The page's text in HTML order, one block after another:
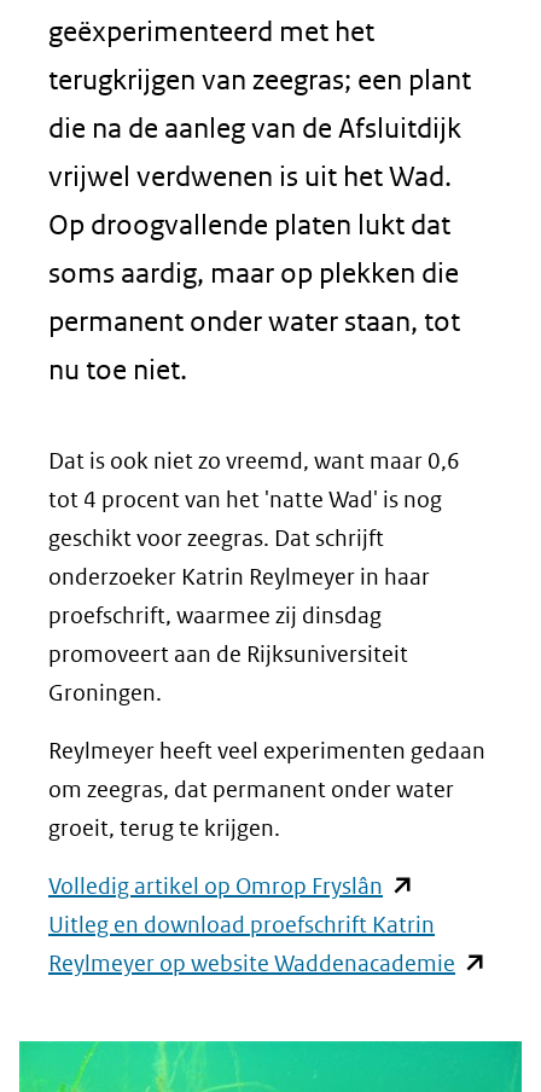
geëxperimenteerd met het
terugkrijgen van zeegras; een plant
die na de aanleg van de Afsluitdijk
vrijwel verdwenen is uit het Wad.
Op droogvallende platen lukt dat
soms aardig, maar op plekken die
permanent onder water staan, tot
nu toe niet.
Dat is ook niet zo vreemd, want maar 0,6
tot 4 procent van het 'natte Wad' is nog
geschikt voor zeegras. Dat schrijft
onderzoeker Katrin Reylmeyer in haar
proefschrift, waarmee zij dinsdag
promoveert aan de Rijksuniversiteit
Groningen.
Reylmeyer heeft veel experimenten gedaan
om zeegras, dat permanent onder water
groeit, terug te krijgen.
Volledig artikel op Omrop Fryslân (opent
in
nieuw
(verwijst
Uitleg en download proefschrift Katrin
Reylmeyer op website Waddenacademie (opent
nieuw